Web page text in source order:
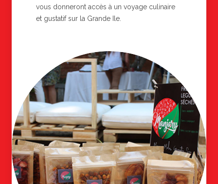
vous donneront accès à un voyage culinaire
et gustatif sur la Grande Ile.